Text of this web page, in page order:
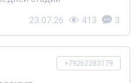
23.07.26 413 3
+79262283179